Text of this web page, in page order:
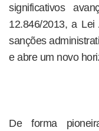
significativos
12.846/2013, a
sanções
e abre um novo
De forma